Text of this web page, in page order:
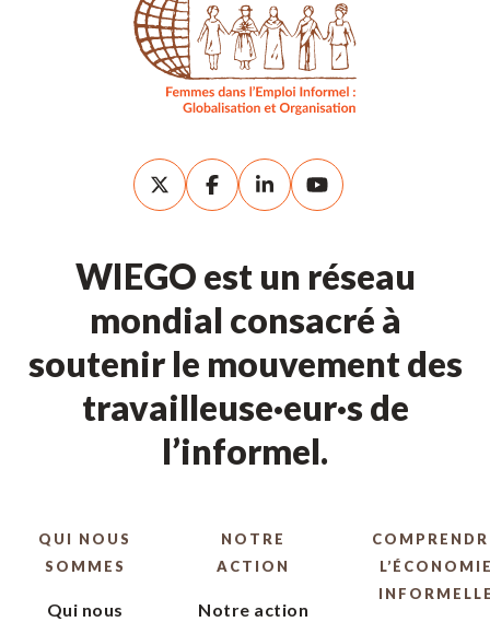
WIEGO est un réseau
mondial consacré à
soutenir le mouvement des
travailleuse·eur·s de
l’informel.
QUI NOUS
SOMMES
Qui nous
NOTRE
ACTION
Notre action